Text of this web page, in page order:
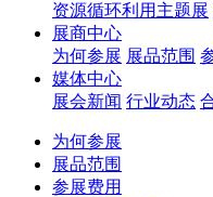
资源循环利用主题展
展商中心
为何参展 展品范围
媒体中心
展会新闻 行业动态
为何参展
展品范围
参展费用